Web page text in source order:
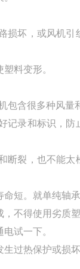
坏，或风机
料变形。
含很多种风量
录和标识，
裂，也不能
短。就单纯轴
不得使用劣质塑
试一下。
过热保护或损坏